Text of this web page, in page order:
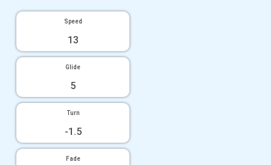
Speed
13
Glide
5
Turn
-1.5
Fade